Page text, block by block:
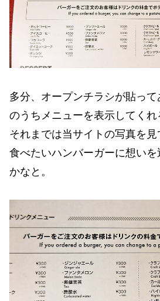
多分、オープンチラシが貼っ
のうちメニューを表示してくれ
それまでは当サイトの写真を
食べたいハンバーガーに想い
かなと。